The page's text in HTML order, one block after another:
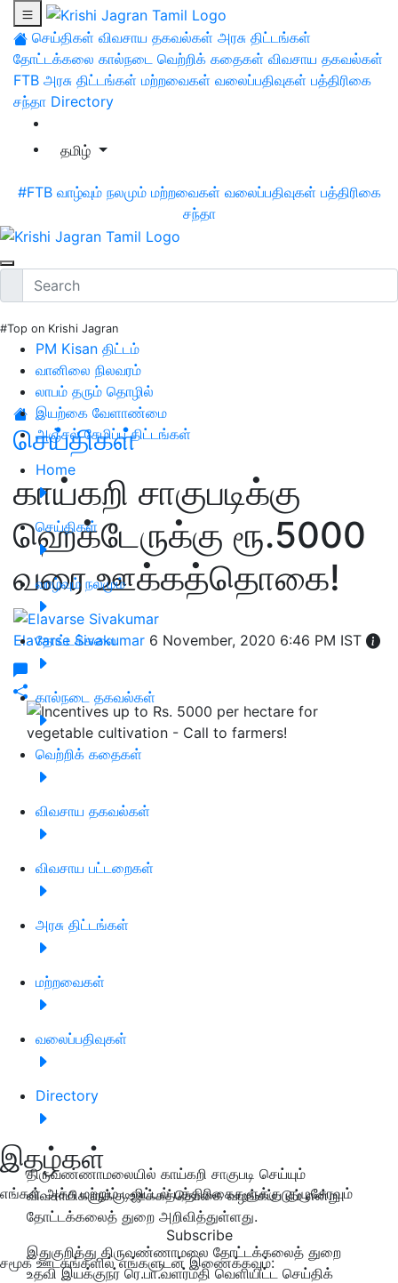
செய்திகள் விவசாய தகவல்கள் அரசு திட்டங்கள்
தோட்டக்கலை கால்நடை வெற்றிக் கதைகள் விவசாய தகவல்கள்
FTB அரசு திட்டங்கள் மற்றவைகள் வலைப்பதிவுகள் பத்திரிகை
சந்தா Directory
தமிழ்
#FTB வாழ்வும் நலமும் மற்றவைகள் வலைப்பதிவுகள் பத்திரிகை
சந்தா
#Top on Krishi Jagran
PM Kisan திட்டம்
வானிலை நிலவரம்
லாபம் தரும் தொழில்
இயற்கை வேளாண்மை
அஞ்சல் சேமிப்பு திட்டங்கள்
Home
செய்திகள்
வாழ்வும் நலமும்
தோட்டக்கலை
கால்நடை தகவல்கள்
வெற்றிக் கதைகள்
விவசாய தகவல்கள்
விவசாய பட்டறைகள்
அரசு திட்டங்கள்
மற்றவைகள்
வலைப்பதிவுகள்
Directory
இதழ்கள்
எங்கள் அச்சு மற்றும் டிஜிட்டல் பத்திரிகைகளுக்கு குழுசேரவும்
Subscribe
சமூக ஊடகங்களில் எங்களுடன் இணைக்கவும்:
செய்திகள்
காய்கறி சாகுபடிக்கு
ஹெக்டேருக்கு ரூ.5000
வரை ஊக்கத்தொகை!
Elavarse Sivakumar 6 November, 2020 6:46 PM IST
திருவண்ணாமலையில் காய்கறி சாகுபடி செய்யும்
விவசாயிகளுக்கு ஊக்கத்தொகை வழங்கப்படும் என்று
தோட்டக்கலைத் துறை அறிவித்துள்ளது.
இதுகுறித்து திருவண்ணாமலை தோட்டக்கலைத் துறை
உதவி இயக்குநர் ரெ.பா.வளர்மதி வெளியிட்ட செய்திக்